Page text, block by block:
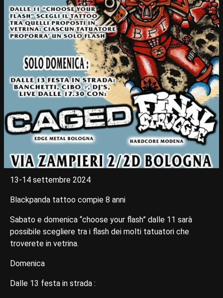
13-14 settembre 2024
Blackpanda tattoo compie 8 anni
Sabato e domenica “choose your flash” dalle 11 sarà
possibile scegliere tra i flash dei molti tatuatori che
troverete in vetrina.
Domenica
Dalle 13 festa in strada :